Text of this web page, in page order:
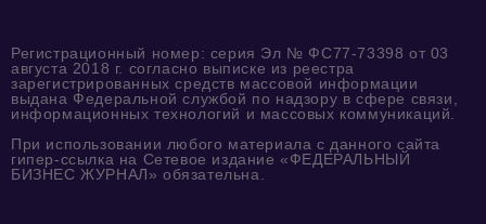
Регистрационный номер: серия Эл № ФС77-73398 от 03
августа 2018 г. согласно выписке из реестра
зарегистрированных средств массовой информации
выдана Федеральной службой по надзору в сфере связи,
информационных технологий и массовых коммуникаций.
При использовании любого материала с данного сайта
гипер-ссылка на Сетевое издание «ФЕДЕРАЛЬНЫЙ
БИЗНЕС ЖУРНАЛ» обязательна.